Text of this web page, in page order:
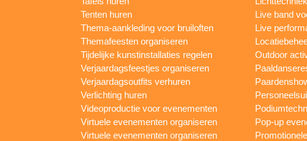
Tenten huren
Thema-aankleding voor bruiloften
Themafeesten organiseren
Tijdelijke kunstinstallaties regelen
Verjaardagsfeestjes organiseren
Verjaardagsoutfits verhuren
Verlichting huren
Videoproductie voor evenementen
Virtuele evenementen organiseren
Virtuele evenementen organiseren
Live band
Live
Outdoor
Pop-up